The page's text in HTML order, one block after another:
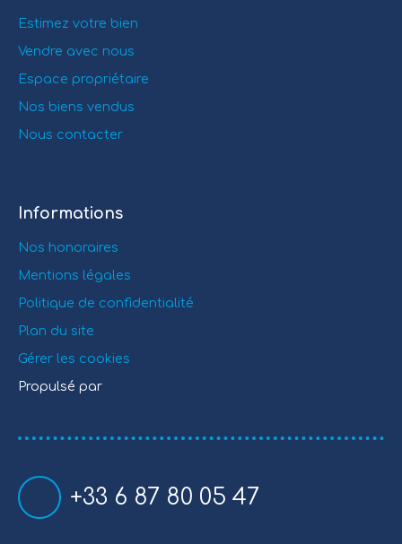
Estimez votre bien
Vendre avec nous
Espace propriétaire
Nos biens vendus
Nous contacter
Informations
Nos honoraires
Mentions légales
Politique de confidentialité
Plan du site
Gérer les cookies
Propulsé par
+33 6 87 80 05 47